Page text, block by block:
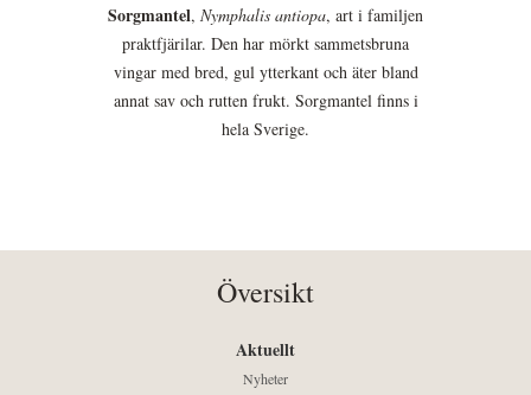
Sorgmantel, Nymphalis antiopa, art i familjen
praktfjärilar. Den har mörkt sammetsbruna
vingar med bred, gul ytterkant och äter bland
annat sav och rutten frukt. Sorgmantel finns i
hela Sverige.
Översikt
Aktuellt
Nyheter